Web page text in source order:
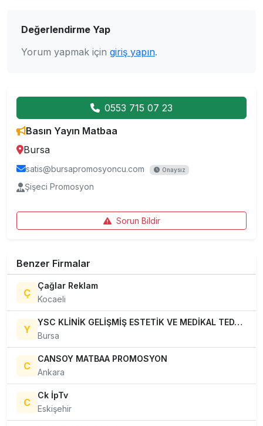
Değerlendirme Yap
Yorum yapmak için giriş yapın.
0553 715 07 23
Basın Yayın Matbaa
Bursa
satis@bursapromosyoncu.com Onaysız
Şişeci Promosyon
Sorun Bildir
Benzer Firmalar
Ç
Çağlar Reklam
Kocaeli
Y
YSC KLİNİK GELİŞMİŞ ESTETİK VE MEDİKAL TEDAVİLER
Bursa
C
CANSOY MATBAA PROMOSYON
Ankara
C
Ck İpTv
Eskişehir